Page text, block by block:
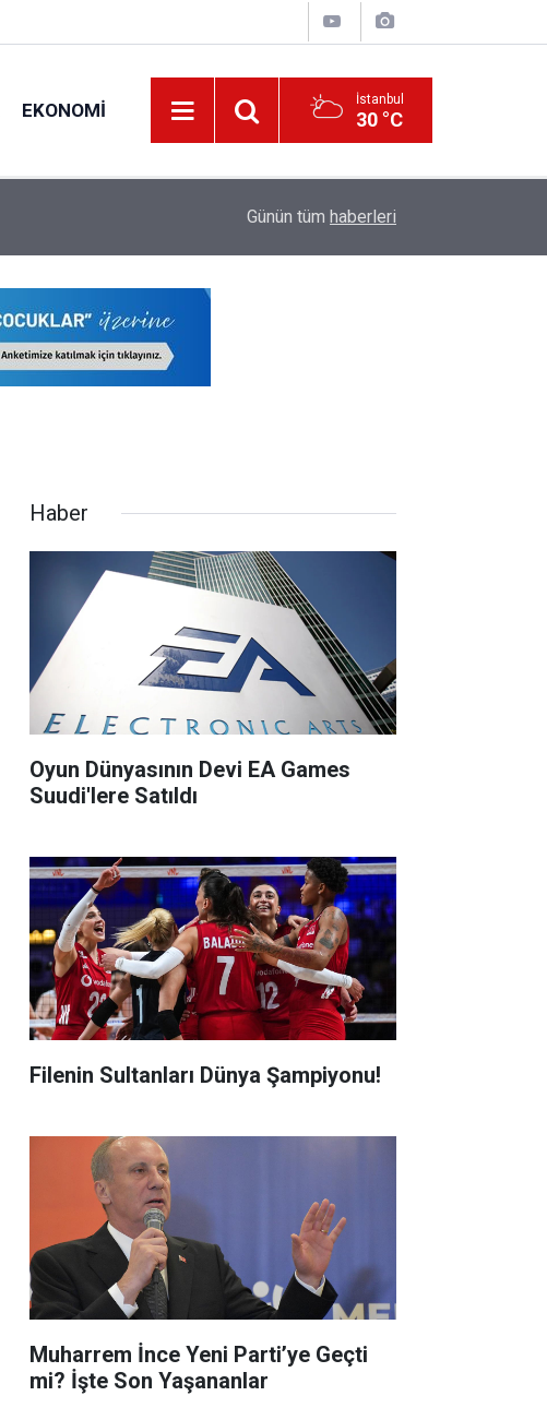
EKONOMI İstanbul
30 °C
YKS Sorularına Güncelleme Geliyor
Günün tüm haberleri
Haber
Oyun Dünyasının Devi EA Games
Suudi'lere Satıldı
Filenin Sultanları Dünya Şampiyonu!
Muharrem İnce Yeni Parti’ye Geçti
mi? İşte Son Yaşananlar